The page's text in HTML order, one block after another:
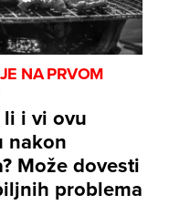
NA PRVOM
li i vi ovu
nakon
Može dovesti
problema